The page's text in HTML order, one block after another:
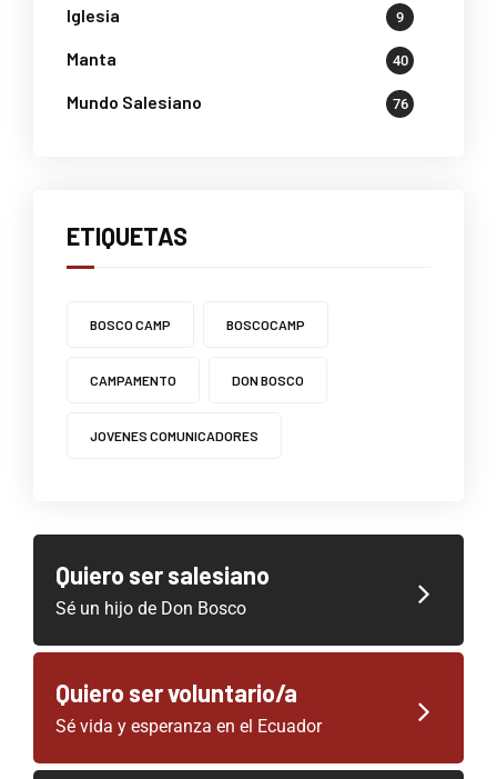
Iglesia 9
Manta 40
Mundo Salesiano 76
ETIQUETAS
BOSCO CAMP BOSCOCAMP
CAMPAMENTO DON BOSCO
JOVENES COMUNICADORES
Quiero ser salesiano
Sé un hijo de Don Bosco
Quiero ser voluntario/a
Sé vida y esperanza en el Ecuador